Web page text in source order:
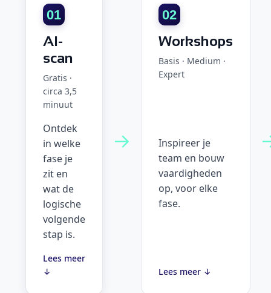
01
AI-
scan
Gratis ·
circa 3,5
minuut
Ontdek
in welke
fase je
zit en
wat de
logische
volgende
stap is.
Lees meer
↓
→
02
Workshops
Basis · Medium ·
Expert
Inspireer je
team en bouw
vaardigheden
op, voor elke
fase.
Lees meer ↓